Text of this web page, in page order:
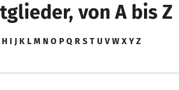
von A bis Z
H I J K L M N O P Q R S T U V W X Y Z